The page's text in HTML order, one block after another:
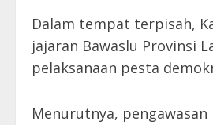
Dalam tempat terpisah,
jajaran Bawaslu Provinsi
pelaksanaan pesta
Menurutnya,